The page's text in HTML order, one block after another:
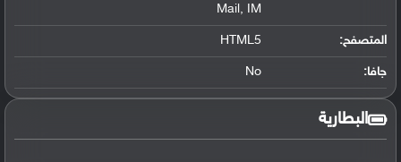
Mail, IM
المتصفح: HTML5
جافا: No
البطارية